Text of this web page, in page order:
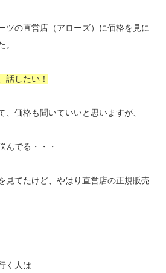
ツの直営店（アローズ）に価格を見に
。
話したい！
、価格も聞いていいと思いますが、
んでる・・・
見てたけど、やはり直営店の正規販売
く人は